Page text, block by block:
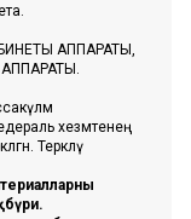
АППАРАТЫ,
хезмәтенең
Теркәлү